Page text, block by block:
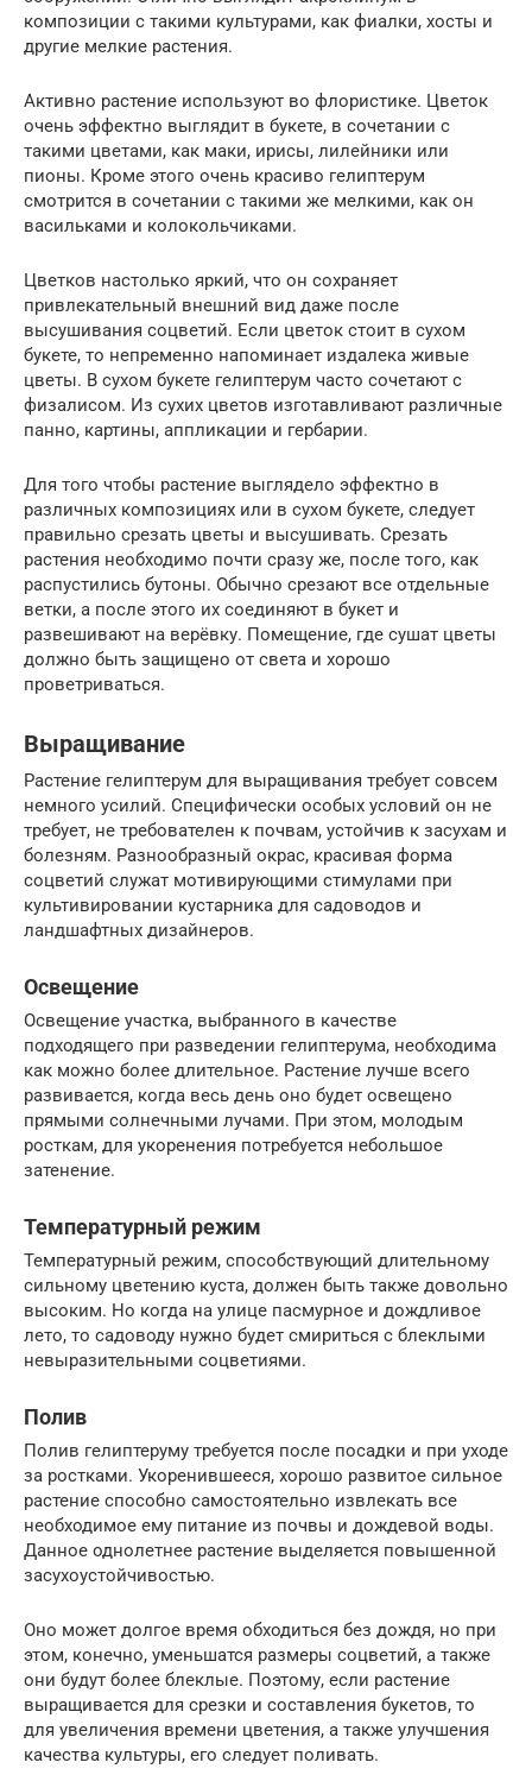
композиции с такими культурами, как фиалки, хосты и
другие мелкие растения.
Активно растение используют во флористике. Цветок
очень эффектно выглядит в букете, в сочетании с
такими цветами, как маки, ирисы, лилейники или
пионы. Кроме этого очень красиво гелиптерум
смотрится в сочетании с такими же мелкими, как он
васильками и колокольчиками.
Цветков настолько яркий, что он сохраняет
привлекательный внешний вид даже после
высушивания соцветий. Если цветок стоит в сухом
букете, то непременно напоминает издалека живые
цветы. В сухом букете гелиптерум часто сочетают с
физалисом. Из сухих цветов изготавливают различные
панно, картины, аппликации и гербарии.
Для того чтобы растение выглядело эффектно в
различных композициях или в сухом букете, следует
правильно срезать цветы и высушивать. Срезать
растения необходимо почти сразу же, после того, как
распустились бутоны. Обычно срезают все отдельные
ветки, а после этого их соединяют в букет и
развешивают на верёвку. Помещение, где сушат цветы
должно быть защищено от света и хорошо
проветриваться.
Выращивание
Растение гелиптерум для выращивания требует совсем
немного усилий. Специфически особых условий он не
требует, не требователен к почвам, устойчив к засухам и
болезням. Разнообразный окрас, красивая форма
соцветий служат мотивирующими стимулами при
культивировании кустарника для садоводов и
ландшафтных дизайнеров.
Освещение
Освещение участка, выбранного в качестве
подходящего при разведении гелиптерума, необходима
как можно более длительное. Растение лучше всего
развивается, когда весь день оно будет освещено
прямыми солнечными лучами. При этом, молодым
росткам, для укоренения потребуется небольшое
затенение.
Температурный режим
Температурный режим, способствующий длительному
сильному цветению куста, должен быть также довольно
высоким. Но когда на улице пасмурное и дождливое
лето, то садоводу нужно будет смириться с блеклыми
невыразительными соцветиями.
Полив
Полив гелиптеруму требуется после посадки и при уходе
за ростками. Укоренившееся, хорошо развитое сильное
растение способно самостоятельно извлекать все
необходимое ему питание из почвы и дождевой воды.
Данное однолетнее растение выделяется повышенной
засухоустойчивостью.
Оно может долгое время обходиться без дождя, но при
этом, конечно, уменьшатся размеры соцветий, а также
они будут более блеклые. Поэтому, если растение
выращивается для срезки и составления букетов, то
для увеличения времени цветения, а также улучшения
качества культуры, его следует поливать.